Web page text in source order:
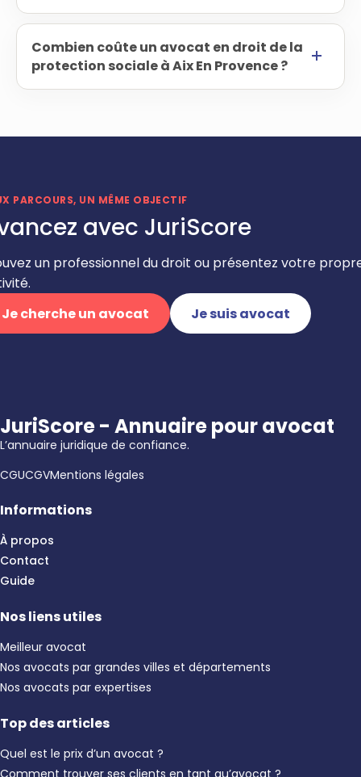
Combien coûte un avocat en droit de la
protection sociale à Aix En Provence ?
PARCOURS, UN MÊME OBJECTIF
avec JuriScore
un professionnel du droit ou présentez votre
Je cherche un avocat
Je suis avocat
JuriScore - Annuaire pour avocat
L’annuaire juridique de confiance.
CGUCGVMentions légales
Informations
À propos
Contact
Guide
Nos liens utiles
Meilleur avocat
Nos avocats par grandes villes et départements
Nos avocats par expertises
Top des articles
Quel est le prix d’un avocat ?
Comment trouver ses clients en tant qu’avocat ?